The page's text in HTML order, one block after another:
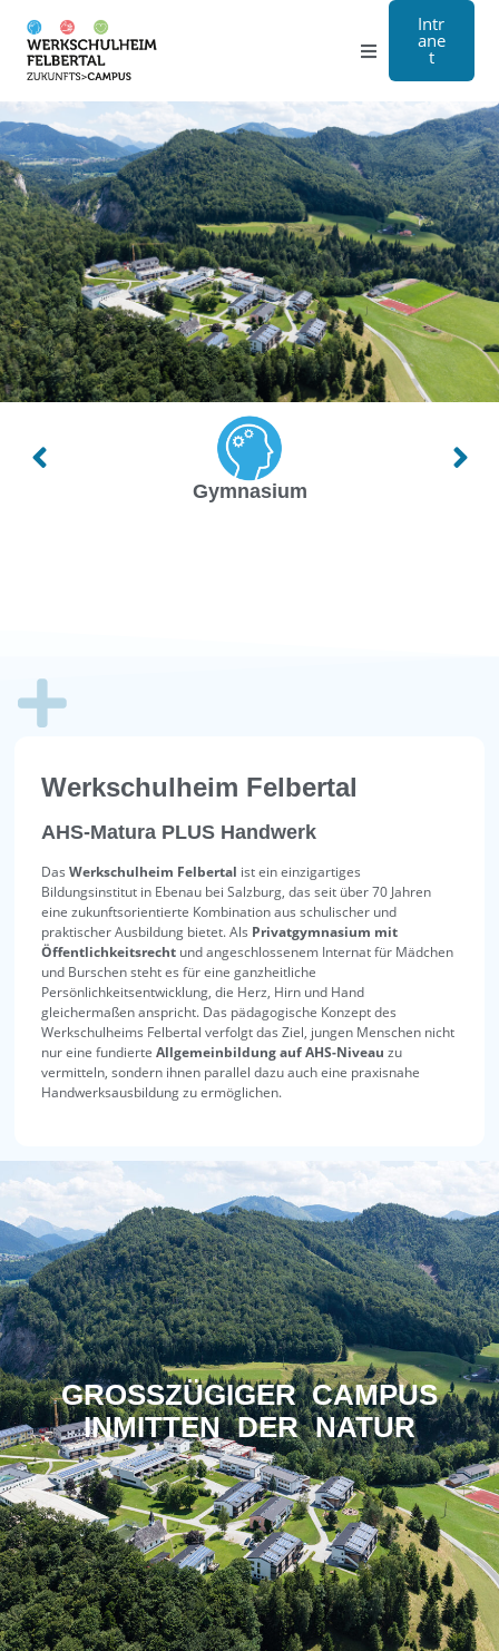
Gymnasium
Handwerk
Internat
Über Uns
Anmeldung
Kontakt
EN
Intr
ane
t
Werkschulheim Felbertal
AHS-Matura PLUS Handwerk
DasWerkschulheim Felbertal ist ein einzigartiges
Bildungsinstitut in Ebenau bei Salzburg, das seit über 70 Jahren
eine zukunftsorientierte Kombination aus schulischer und
praktischer Ausbildung bietet. Als Privatgymnasium mit
Öffentlichkeitsrecht und angeschlossenem Internat für Mädchen
und Burschen steht es für eine ganzheitliche
Persönlichkeitsentwicklung, die Herz, Hirn und Hand
gleichermaßen anspricht. Das pädagogische Konzept des
Werkschulheims Felbertal verfolgt das Ziel, jungen Menschen nicht
nur eine fundierteAllgemeinbildung auf AHS-Niveau zu
vermitteln, sondern ihnen parallel dazu auch eine praxisnahe
Handwerksausbildung zu ermöglichen.
GROSSZÜGIGER CAMPUS
INMITTEN DER NATUR